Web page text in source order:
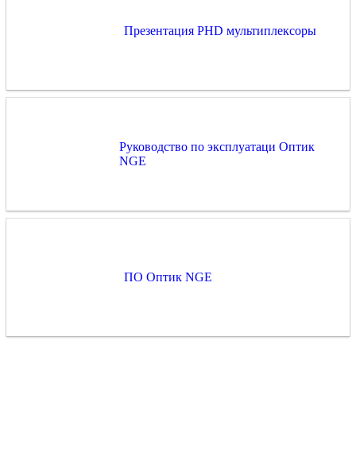
Презентация PHD мультиплексоры
Руководство по эксплуатаци Оптик
NGE
ПО Оптик NGE